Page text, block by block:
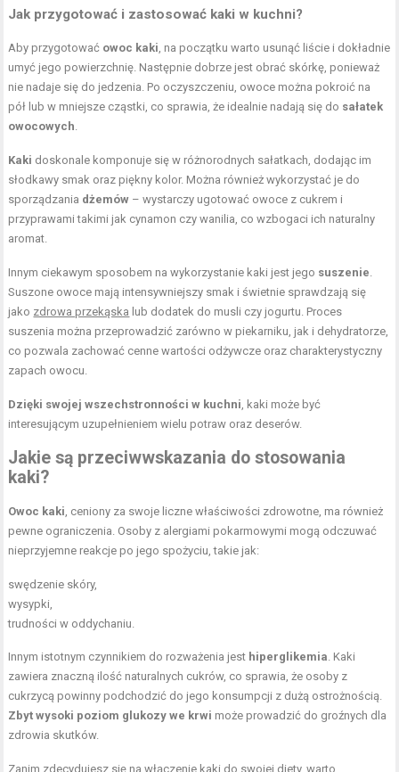
Jak przygotować i zastosować kaki w kuchni?
Aby przygotować owoc kaki, na początku warto usunąć liście i dokładnie
umyć jego powierzchnię. Następnie dobrze jest obrać skórkę, ponieważ
nie nadaje się do jedzenia. Po oczyszczeniu, owoce można pokroić na
pół lub w mniejsze cząstki, co sprawia, że idealnie nadają się do sałatek
owocowych.
Kaki doskonale komponuje się w różnorodnych sałatkach, dodając im
słodkawy smak oraz piękny kolor. Można również wykorzystać je do
sporządzania dżemów – wystarczy ugotować owoce z cukrem i
przyprawami takimi jak cynamon czy wanilia, co wzbogaci ich naturalny
aromat.
Innym ciekawym sposobem na wykorzystanie kaki jest jego suszenie.
Suszone owoce mają intensywniejszy smak i świetnie sprawdzają się
jako zdrowa przekąska lub dodatek do musli czy jogurtu. Proces
suszenia można przeprowadzić zarówno w piekarniku, jak i dehydratorze,
co pozwala zachować cenne wartości odżywcze oraz charakterystyczny
zapach owocu.
Dzięki swojej wszechstronności w kuchni, kaki może być
interesującym uzupełnieniem wielu potraw oraz deserów.
Jakie są przeciwwskazania do stosowania
kaki?
Owoc kaki, ceniony za swoje liczne właściwości zdrowotne, ma również
pewne ograniczenia. Osoby z alergiami pokarmowymi mogą odczuwać
nieprzyjemne reakcje po jego spożyciu, takie jak:
swędzenie skóry,
wysypki,
trudności w oddychaniu.
Innym istotnym czynnikiem do rozważenia jest hiperglikemia. Kaki
zawiera znaczną ilość naturalnych cukrów, co sprawia, że osoby z
cukrzycą powinny podchodzić do jego konsumpcji z dużą ostrożnością.
Zbyt wysoki poziom glukozy we krwi może prowadzić do groźnych dla
zdrowia skutków.
Zanim zdecydujesz się na włączenie kaki do swojej diety, warto